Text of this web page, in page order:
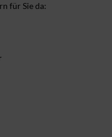
für Sie da: